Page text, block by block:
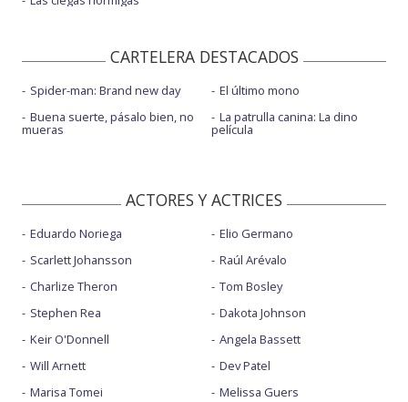
CARTELERA DESTACADOS
Spider-man: Brand new day
Buena suerte, pásalo bien, no
mueras
El último mono
La patrulla canina: La dino
película
ACTORES Y ACTRICES
Eduardo Noriega
Scarlett Johansson
Charlize Theron
Stephen Rea
Keir O'Donnell
Will Arnett
Marisa Tomei
Elio Germano
Raúl Arévalo
Tom Bosley
Dakota Johnson
Angela Bassett
Dev Patel
Melissa Guers